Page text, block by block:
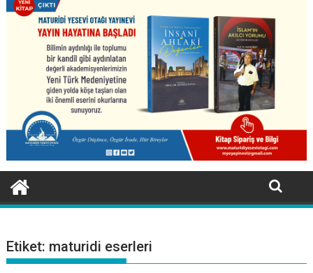
Etiket: maturidi eserleri